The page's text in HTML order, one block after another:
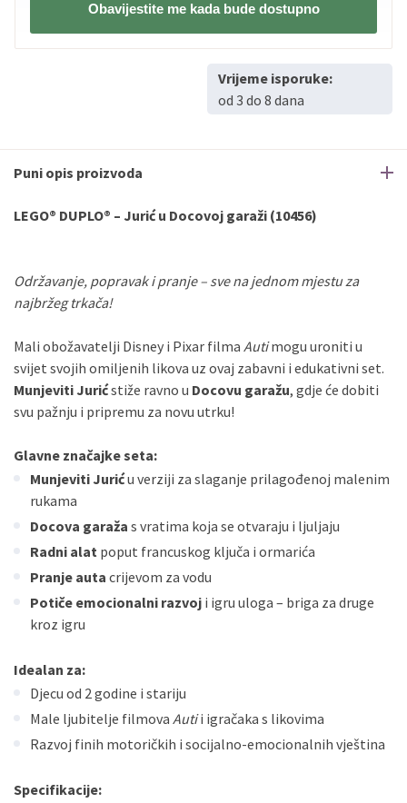
Obavijestite me kada bude dostupno
Vrijeme isporuke:
od 3 do 8 dana
Puni opis proizvoda
LEGO® DUPLO® – Jurić u Docovoj garaži (10456)
Održavanje, popravak i pranje – sve na jednom mjestu za
najbržeg trkača!
Mali obožavatelji Disney i Pixar filma Autimogu uroniti u
svijet svojih omiljenih likova uz ovaj zabavni i edukativni set.
Munjeviti Jurićstiže ravno u Docovu garažu, gdje će dobiti
svu pažnju i pripremu za novu utrku!
Glavne značajke seta:
Munjeviti Juriću verziji za slaganje prilagođenoj malenim
rukama
Docova garaža s vratima koja se otvaraju i ljuljaju
Radni alat poput francuskog ključa i ormarića
Pranje auta crijevom za vodu
Potiče emocionalni razvoj i igru uloga – briga za druge
kroz igru
Idealan za:
Djecu od 2 godine i stariju
Male ljubitelje filmova Autii igračaka s likovima
Razvoj finih motoričkih i socijalno-emocionalnih vještina
Specifikacije: